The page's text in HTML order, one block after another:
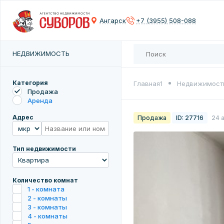
Ангарск +7 (3955) 508-088
НЕДВИЖИМОСТЬ
Категория
Продажа
Аренда
Адрес
Тип недвижимости
Количество комнат
1 - комната
2 - комнаты
3 - комнаты
4 - комнаты
Главная1
Продажа ID: 27716 24
Введите